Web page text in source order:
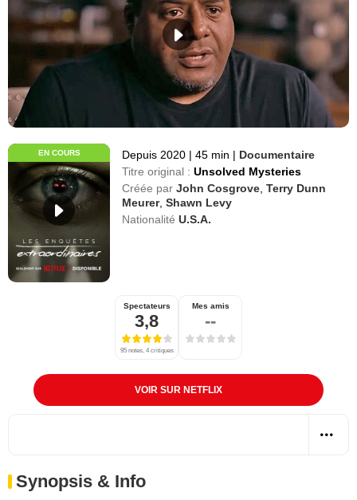
EN COURS Depuis 2020 | 45 min | Documentaire
Titre original : Unsolved Mysteries
Créée par John Cosgrove ,Terry Dunn
Meurer,Shawn Levy
Nationalité U.S.A.
Spectateurs
3,8
95 notes, 4 critiques
Mes amis
--
VOIR SUR NETFLIX
Synopsis & Info